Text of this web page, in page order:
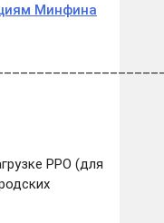
Минфина
РРО (для